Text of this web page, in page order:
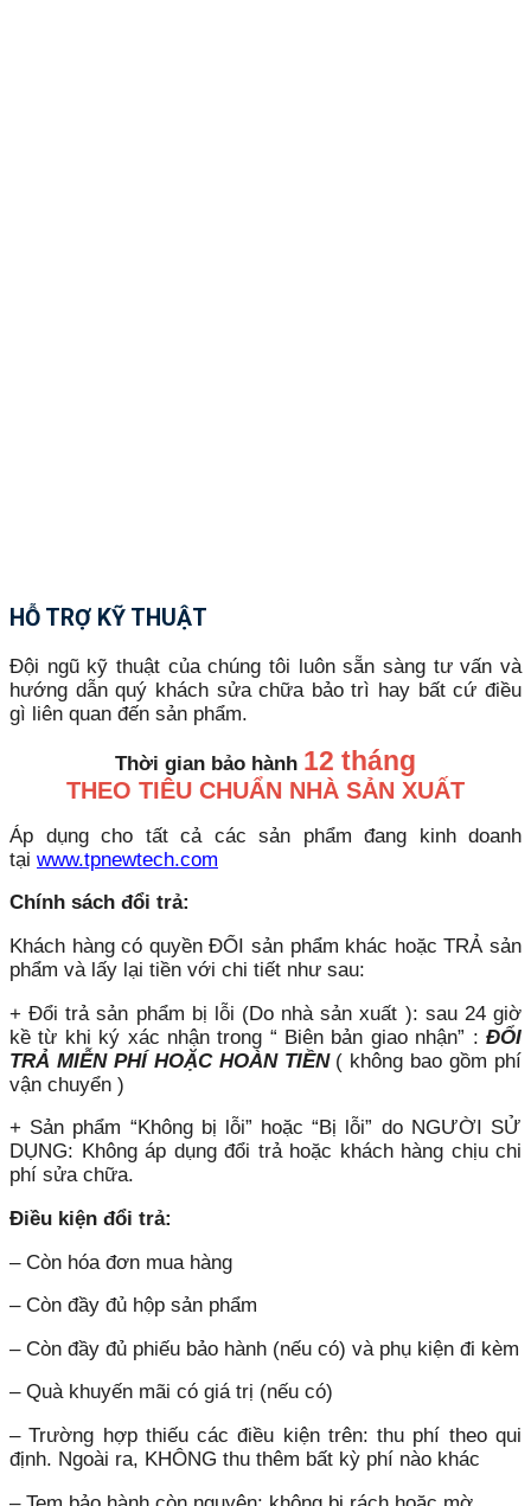
HỖ TRỢ KỸ THUẬT
Đội ngũ kỹ thuật của chúng tôi luôn sẵn sàng tư vấn và
hướng dẫn quý khách sửa chữa bảo trì hay bất cứ điều
gì liên quan đến sản phẩm.
Thời gian bảo hành 12 tháng
THEO TIÊU CHUẨN NHÀ SẢN XUẤT
Áp dụng cho tất cả các sản phẩm đang kinh doanh
tại www.tpnewtech.com
Chính sách đổi trả:
Khách hàng có quyền ĐỔI sản phẩm khác hoặc TRẢ sản
phẩm và lấy lại tiền với chi tiết như sau:
+ Đổi trả sản phẩm bị lỗi (Do nhà sản xuất ): sau 24 giờ
kề từ khi ký xác nhận trong “ Biên bản giao nhận” : ĐỔI
TRẢ MIỄN PHÍ HOẶC HOÀN TIỀN( không bao gồm phí
vận chuyển )
+ Sản phẩm “Không bị lỗi” hoặc “Bị lỗi” do NGƯỜI SỬ
DỤNG: Không áp dụng đổi trả hoặc khách hàng chịu chi
phí sửa chữa.
Điều kiện đổi trả:
– Còn hóa đơn mua hàng
– Còn đầy đủ hộp sản phẩm
– Còn đầy đủ phiếu bảo hành (nếu có) và phụ kiện đi kèm
– Quà khuyến mãi có giá trị (nếu có)
– Trường hợp thiếu các điều kiện trên: thu phí theo qui
định. Ngoài ra, KHÔNG thu thêm bất kỳ phí nào khác